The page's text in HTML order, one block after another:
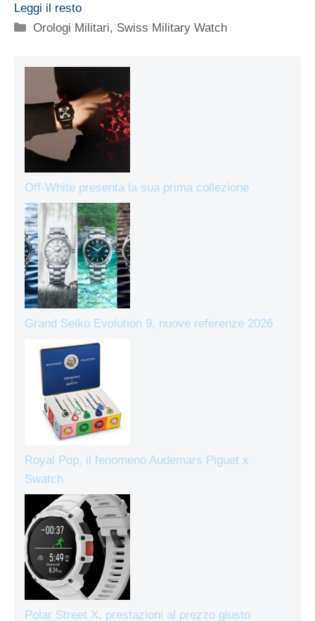
Leggi il resto
Categorie
Orologi Militari, Swiss Military Watch
Off-White presenta la sua prima collezione
Grand Seiko Evolution 9, nuove referenze 2026
Royal Pop, il fenomeno Audemars Piguet x
Swatch
Polar Street X, prestazioni al prezzo giusto